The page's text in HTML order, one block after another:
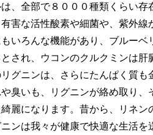
、全部で８０００種類くらい存
害な活性酸素や細菌や、紫外
いろんな機能があり、ブルー
され、ウコンのクルクミンは
グニンは、さらにたんぱく質も
臭いも、リグニンが絡め取り、
麗になります。昔から、リネン
ンは我々が健康で快適な生活を